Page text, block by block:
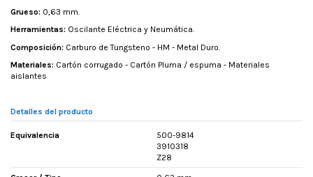
Grueso: 0,63 mm.
Herramientas: Oscilante Eléctrica y Neumática.
Composición: Carburo de Tungsteno - HM - Metal Duro.
Materiales: Cartón corrugado - Cartón Pluma / espuma - Materiales
aislantes
Detalles del producto
Equivalencia
500-9814
3910318
Z28